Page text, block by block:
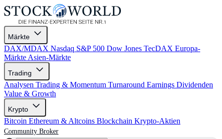
Märkte
DAX/MDAX Nasdaq S&P 500 Dow Jones TecDAX Europa-
Märkte Asien-Märkte
Trading
Analysen Trading & Momentum Turnaround Earnings Dividenden
Value & Growth
Krypto
Bitcoin Ethereum & Altcoins Blockchain Krypto-Aktien
Community Broker